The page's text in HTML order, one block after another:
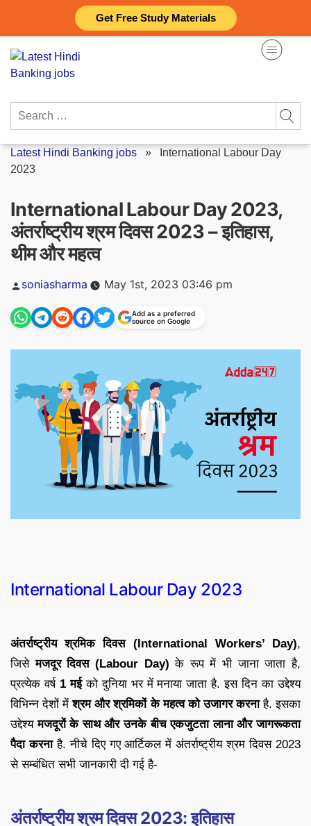
Get Free Study Materials
content
Search
Latest Hindi Banking jobs »
International Labour Day
2023
International Labour Day 2023,
अंतर्राष्ट्रीय श्रम दिवस 2023 – इतिहास,
थीम और महत्व
Posted
soniasharma May 1st, 2023 03:46 pm
Add as a preferred
source on Google
International Labour Day 2023
अंतर्राष्ट्रीय श्रमिक दिवस (International Workers’ Day),
जिसेमजदूर दिवस (Labour Day) के रूप में भी जाना जाता है,
प्रत्येक वर्ष 1 मईको दुनिया भर में मनाया जाता है. इस दिन का उद्देश्य
विभिन्न देशों मेंश्रम और श्रमिकों के महत्व को उजागर करनाहै. इसका
उद्देश्यमजदूरों के साथ और उनके बीच एकजुटता लाना और जागरूकता
पैदा करनाहै. नीचे दिए गए आर्टिकल में अंतर्राष्ट्रीय श्रम दिवस 2023
से सम्बंधित सभी जानकारी दी गई है-
अंतर्राष्ट्रीय श्रम दिवस 2023: इतिहास